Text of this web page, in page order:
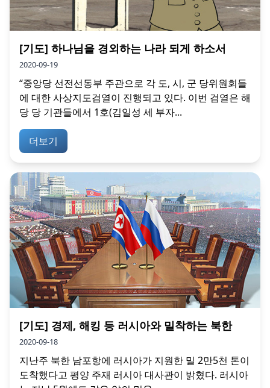
[기도] 하나님을 경외하는 나라 되게 하소서
2020-09-19
“중앙당 선전선동부 주관으로 각 도, 시, 군 당위원회들
에 대한 사상지도검열이 진행되고 있다. 이번 검열은 해
당 당 기관들에서 1호(김일성 세 부자...
더보기
[기도] 경제, 해킹 등 러시아와 밀착하는 북한
2020-09-18
지난주 북한 남포항에 러시아가 지원한 밀 2만5천 톤이
도착했다고 평양 주재 러시아 대사관이 밝혔다. 러시아